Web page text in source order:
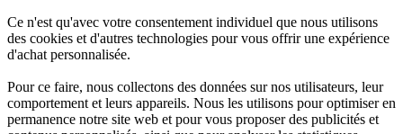
Ce n'est qu'avec votre consentement individuel que nous utilisons
des cookies et d'autres technologies pour vous offrir une expérience
d'achat personnalisée.
Pour ce faire, nous collectons des données sur nos utilisateurs, leur
comportement et leurs appareils. Nous les utilisons pour optimiser en
permanence notre site web et pour vous proposer des publicités et